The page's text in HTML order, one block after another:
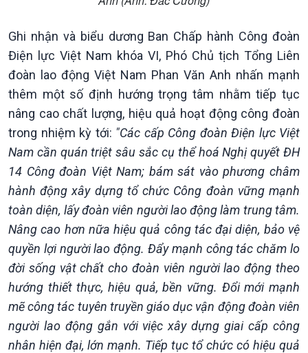
Xã hội
Tin Đời sống & Xã hội
360 độ Sức khỏe
Chuyển đổi Xanh
Tài nguyên và Môi trường
Chuyên gia của bạn
Xã hội chuyển động
Bước chân đến trường
Khoa học & Công nghệ
Tin Khoa học & Công nghệ
Kết nối công nghệ
Sống chung với biến đổi
khí hậu
Ghi nhận và biểu dương Ban Chấp hành Công đoàn
Điện lực Việt Nam khóa VI, Phó Chủ tịch Tổng Liên
đoàn lao động Việt Nam Phan Văn Anh nhấn mạnh
thêm một số định hướng trọng tâm nhằm tiếp tục
nâng cao chất lượng, hiệu quả hoạt động công đoàn
trong nhiệm kỳ tới: "Các cấp Công đoàn Điện lực Việt
Nam cần quán triệt sâu sắc cụ thể hoá Nghị quyết ĐH
14 Công đoàn Việt Nam; bám sát vào phương châm
hành động xây dựng tổ chức Công đoàn vững mạnh
toàn diện, lấy đoàn viên người lao động làm trung tâm.
Nâng cao hơn nữa hiệu quả công tác đại diện, bảo vệ
quyền lợi người lao động. Đẩy mạnh công tác chăm lo
đời sống vật chất cho đoàn viên người lao động theo
hướng thiết thực, hiệu quả, bền vững. Đổi mới mạnh
mẽ công tác tuyên truyền giáo dục vận động đoàn viên
người lao động gắn với việc xây dựng giai cấp công
nhân hiện đại, lớn mạnh. Tiếp tục tổ chức có hiệu quả